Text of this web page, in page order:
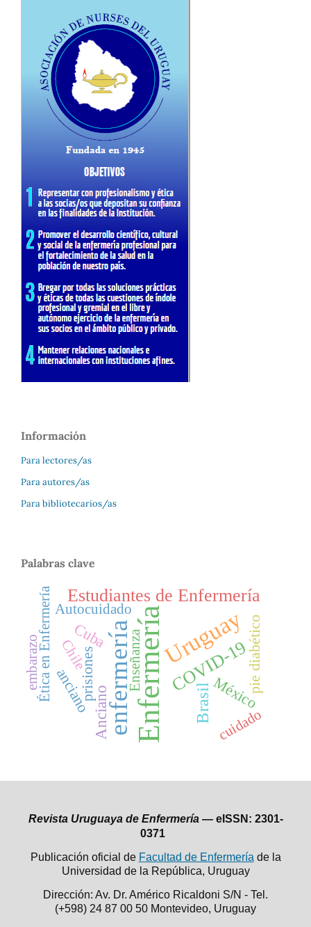
Información
Para lectores/as
Para autores/as
Para bibliotecarios/as
Palabras clave
Enfermería
enfermería Uruguay
Estudiantes de Enfermería
COVID-19
Brasil
Anciano
pie diabético
prisiones México
Cuba
anciano Enseñanza
Ética en Enfermería Autocuidado
Chile
cuidado
embarazo
Revista Uruguaya de Enfermería — eISSN: 2301-
0371
Publicación oficial de Facultad de Enfermería de la
Universidad de la República, Uruguay
Dirección: Av. Dr. Américo Ricaldoni S/N - Tel.
(+598) 24 87 00 50 Montevideo, Uruguay